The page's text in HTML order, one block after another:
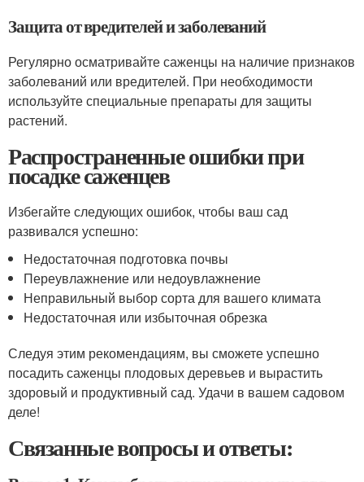
Защита от вредителей и заболеваний
Регулярно осматривайте саженцы на наличие признаков
заболеваний или вредителей. При необходимости
используйте специальные препараты для защиты
растений.
Распространенные ошибки при
посадке саженцев
Избегайте следующих ошибок, чтобы ваш сад
развивался успешно:
Недостаточная подготовка почвы
Переувлажнение или недоувлажнение
Неправильный выбор сорта для вашего климата
Недостаточная или избыточная обрезка
Следуя этим рекомендациям, вы сможете успешно
посадить саженцы плодовых деревьев и вырастить
здоровый и продуктивный сад. Удачи в вашем садовом
деле!
Связанные вопросы и ответы: